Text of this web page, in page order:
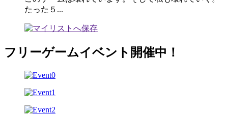
たった５...
フリーゲームイベント開催中！